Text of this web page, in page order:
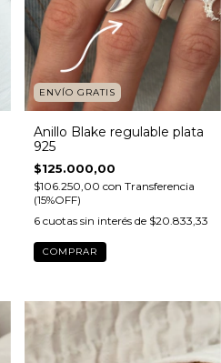
ENVÍO GRATIS
Anillo Blake regulable plata
925
$125.000,00
$106.250,00 con Transferencia
(15%OFF)
6 cuotas sin interés de $20.833,33